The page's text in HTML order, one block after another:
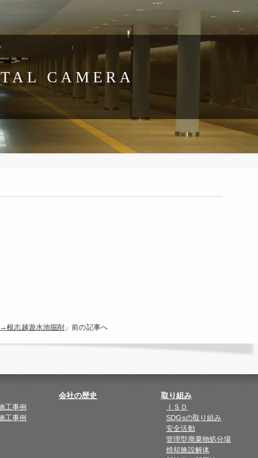
CAMERA
根志越遊水池掘削 」前の記事へ
工事例
工事例
会社の歴史 取り組み
ＩＳＯ
SDGsの取り組み
安全活動
管理型廃棄物処分場
焼却施設解体